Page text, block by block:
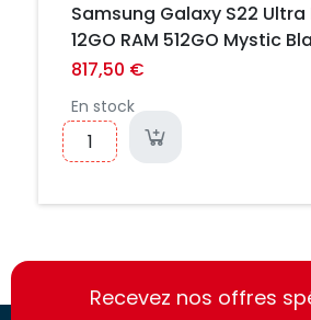
Samsung Galaxy S22 Ultra
12GO RAM 512GO Mystic
☆☆ NEUF
817,50 €
En stock
https://france-
access.fr
https://france-
access.fr
Recevez nos offres